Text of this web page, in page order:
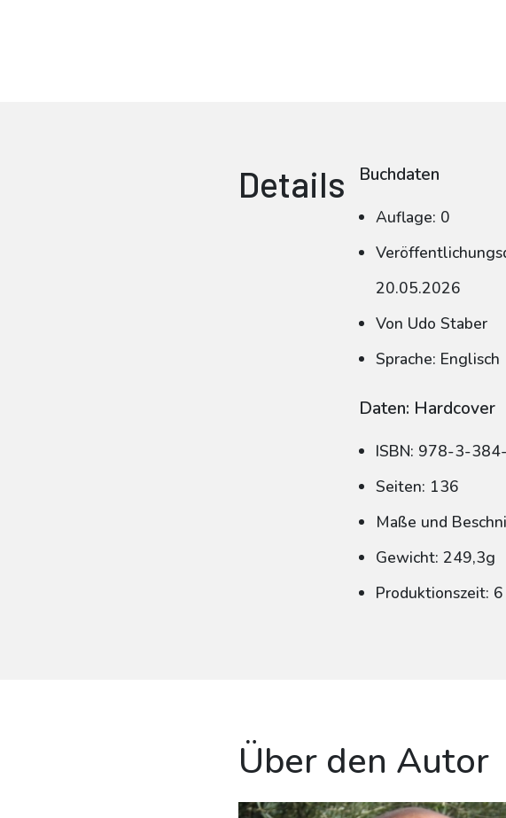
Details Buchdaten
Auflage: 0
20.05.2026
Von Udo Staber
Sprache: Englisch
Daten: Hardcover
ISBN: 978-3-
Seiten: 136
Maße und
Gewicht: 249,3g
Produktionszeit:
Über den Autor